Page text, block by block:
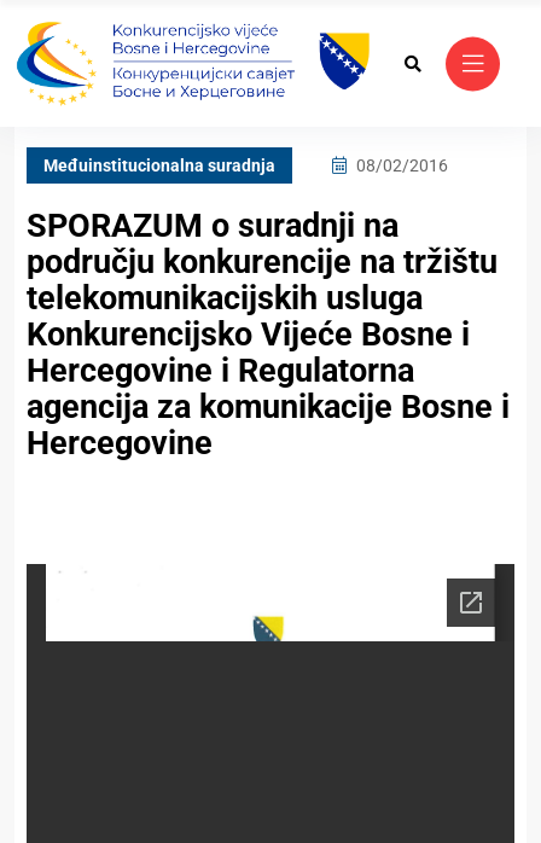
Međuinstitucionalna suradnja 08/02/2016
SPORAZUM o suradnji na
području konkurencije na tržištu
telekomunikacijskih usluga
Konkurencijsko Vijeće Bosne i
Hercegovine i Regulatorna
agencija za komunikacije Bosne i
Hercegovine